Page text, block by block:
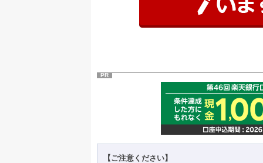
PR
【ご注意ください】